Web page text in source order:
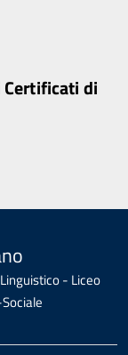
di
- Liceo